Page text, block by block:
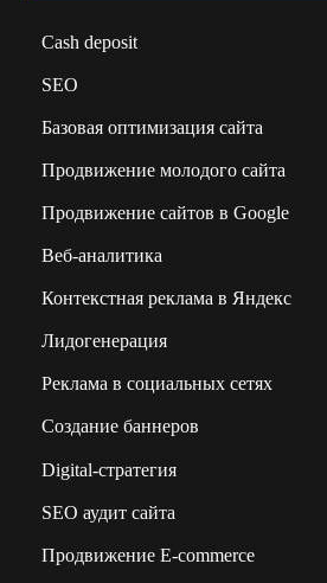
Сash deposit
SEO
Базовая оптимизация сайта
Продвижение молодого сайта
Продвижение сайтов в Google
Веб-аналитика
Контекстная реклама в Яндекс
Лидогенерация
Реклама в социальных сетях
Создание баннеров
Digital-стратегия
SEO аудит сайта
Продвижение E-commerce